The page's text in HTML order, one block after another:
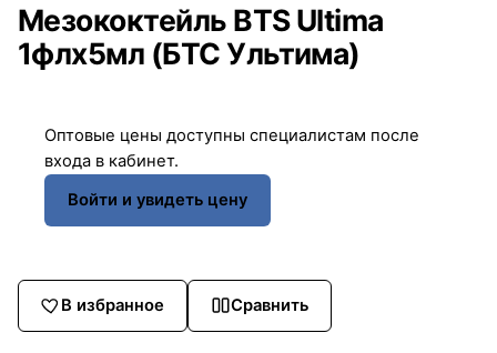
Мезококтейль BTS Ultima
1флx5мл (БТС Ультима)
Оптовые цены доступны специалистам после
входа в кабинет.
Войти и увидеть цену
В избранное Сравнить